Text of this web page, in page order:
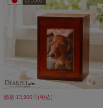
価格:13,900円(税込)